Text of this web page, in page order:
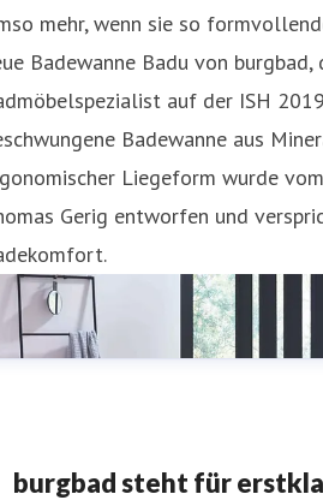
mehr, wenn sie so
Badewanne Badu von burgbad,
auf der ISH
Badewanne aus
Liegeform wurde
Gerig entworfen und
burgbad steht für